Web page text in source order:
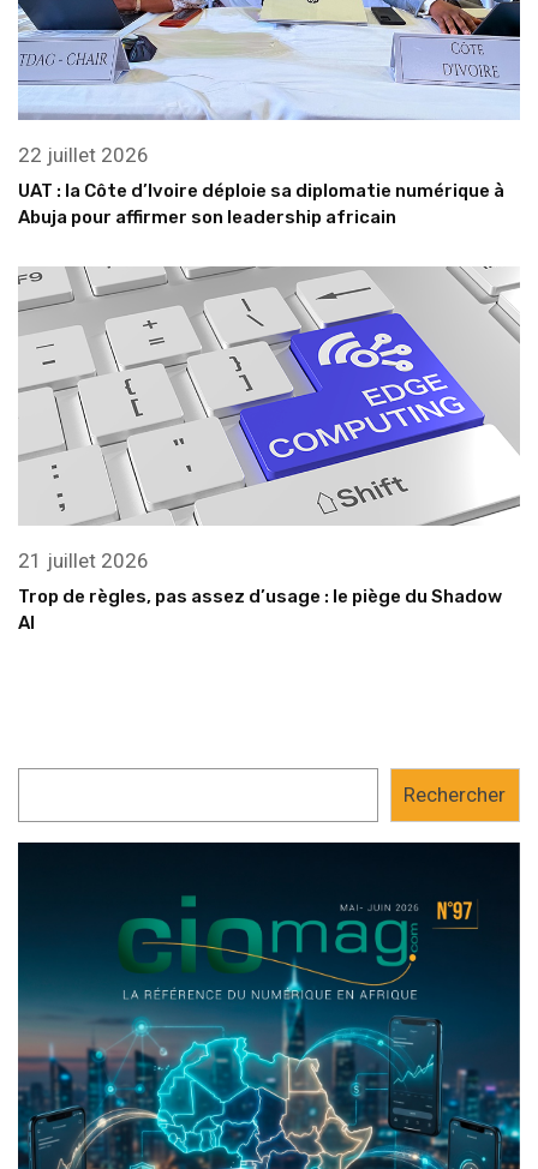
22 juillet 2026
UAT : la Côte d’Ivoire déploie sa diplomatie numérique à
Abuja pour affirmer son leadership africain
21 juillet 2026
Trop de règles, pas assez d’usage : le piège du Shadow
AI
Rechercher